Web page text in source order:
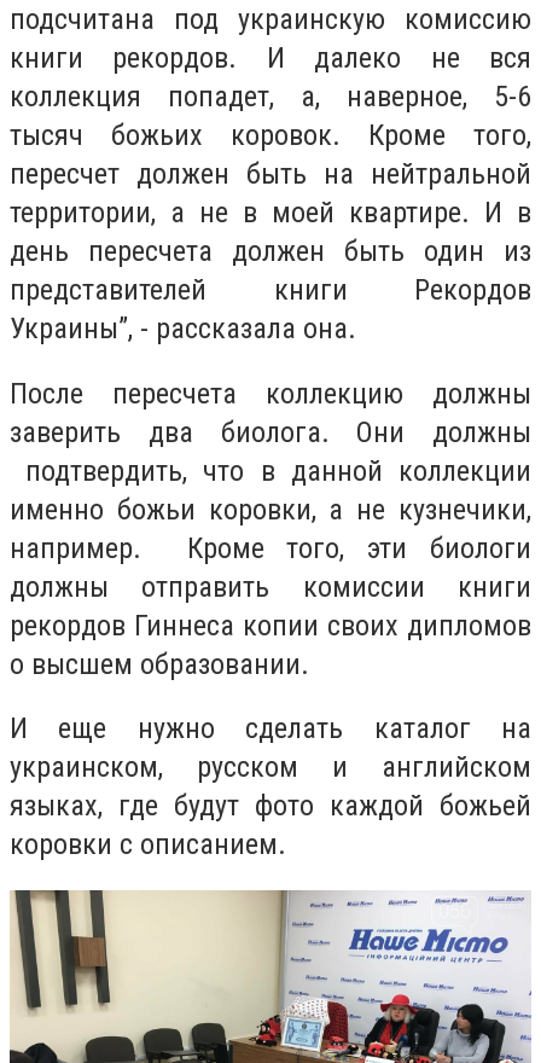
подсчитана под украинскую комиссию
книги рекордов. И далеко не вся
коллекция попадет, а, наверное, 5-6
тысяч божьих коровок. Кроме того,
пересчет должен быть на нейтральной
территории, а не в моей квартире. И в
день пересчета должен быть один из
представителей книги Рекордов
Украины”, - рассказала она.
После пересчета коллекцию должны
заверить два биолога. Они должны
подтвердить, что в данной коллекции
именно божьи коровки, а не кузнечики,
например. Кроме того, эти биологи
должны отправить комиссии книги
рекордов Гиннеса копии своих дипломов
о высшем образовании.
И еще нужно сделать каталог на
украинском, русском и английском
языках, где будут фото каждой божьей
коровки с описанием.